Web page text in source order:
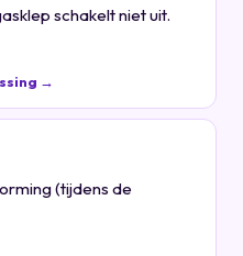
schakelt niet uit.
→
(tijdens de